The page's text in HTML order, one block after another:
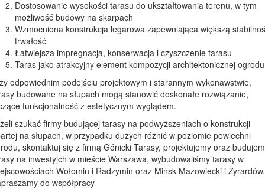
Dostosowanie wysokości tarasu do ukształtowania terenu, w tym
możliwość budowy na skarpach
Wzmocniona konstrukcja legarowa zapewniająca większą
trwałość
Łatwiejsza impregnacja, konserwacja i czyszczenie tarasu
Taras jako atrakcyjny element kompozycji architektonicznej ogrodu
odpowiednim podejściu projektowym i starannym wykonawstwie,
budowane na słupach mogą stanowić doskonałe rozwiązanie,
funkcjonalność z estetycznym wyglądem.
szukać firmy budującej tarasy na podwyższeniach o konstrukcji
na słupach, w przypadku dużych różnić w poziomie powiechni
skontaktuj się z firmą Gónicki Tarasy, projektujemy oraz
na inwestyjch w mieście Warszawa, wybudowaliśmy tarasy w
Wołomin i Radzymin oraz Mińsk Mazowiecki i Żyrardów.
do współpracy